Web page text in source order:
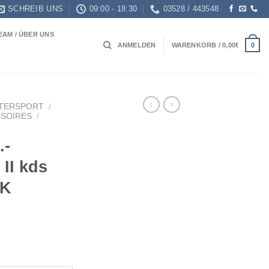
SCHREIB UNS 09:00 - 18:30 03528 / 443548
/ ÜBER UNS
ANMELDEN WARENKORB /0,00€ 0
/
/
kds